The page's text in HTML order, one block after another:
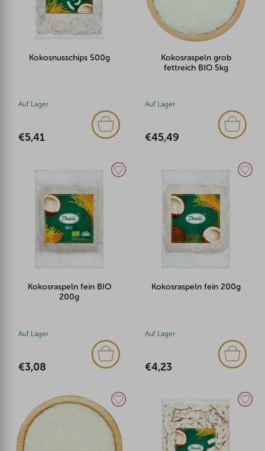
Kokosnusschips 500g
Auf Lager
€5,41
Kokosraspeln grob
fettreich BIO 5kg
Auf Lager
€45,49
Kokosraspeln fein BIO
200g
Auf Lager
€3,08
Kokosraspeln fein 200g
Auf Lager
€4,23